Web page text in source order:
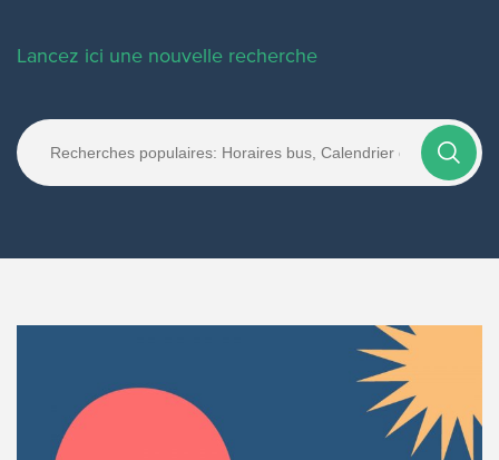
Lancez ici une nouvelle recherche